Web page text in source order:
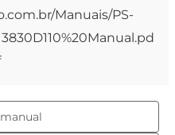
Manuais/PS-